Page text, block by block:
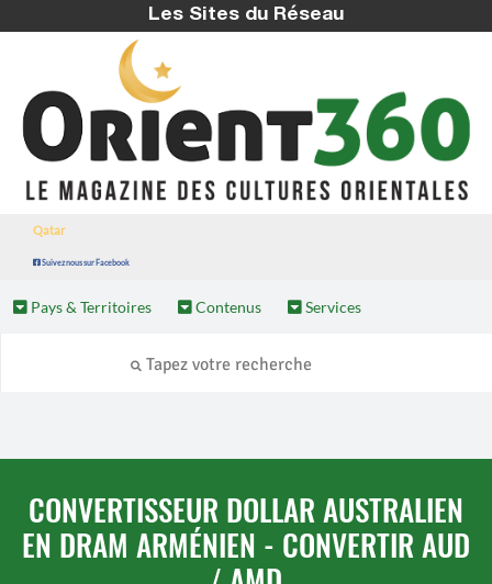
Les Sites du Réseau
Qatar
Suivez nous sur Facebook
Pays & Territoires Contenus Services
CONVERTISSEUR DOLLAR AUSTRALIEN
EN DRAM ARMÉNIEN - CONVERTIR AUD